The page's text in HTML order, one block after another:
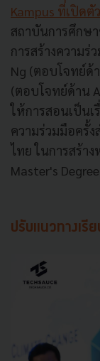
Kampus ที่เปิดตั
สถาบันการศึกษ
การสร้างความร่
Ng (ตอบโจทย์ด้
(ตอบโจทย์ด้าน
ให้การสอนเป็นเ
ความร่วมมือครั้
ไทย ในการสร้า
Master's Degree
ปรับแนวทางเรี